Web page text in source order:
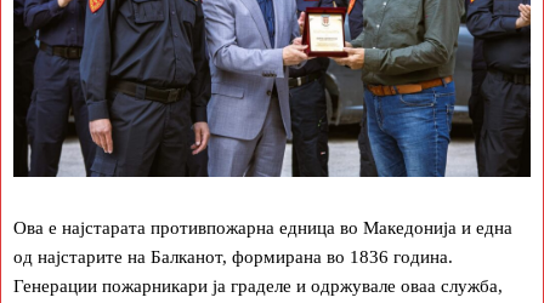
Ова е најстарата противпожарна едница во Македонија и една
од најстарите на Балканот, формирана во 1836 година.
Генерации пожарникари ја граделе и одржувале оваа служба,